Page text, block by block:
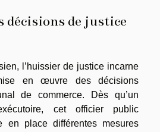
décisions de justice
l’huissier de justice incarne
en œuvre des décisions
de commerce. Dès qu’un
cet officier public
en place différentes mesures